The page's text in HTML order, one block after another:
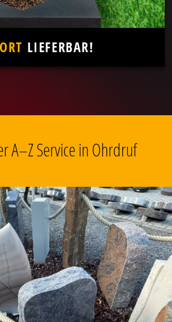
LIEFERBAR!
A–Z Service in Ohrdruf